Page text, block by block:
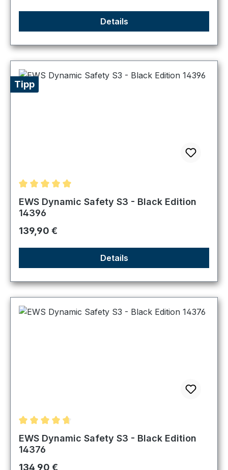
Details
Tipp
Durchschnittliche Bewertung von 5 von 5 Sternen
EWS Dynamic Safety S3 - Black Edition
14396
Regulärer Preis:
139,90 €
Details
Durchschnittliche Bewertung von 4.83 von 5 Sternen
EWS Dynamic Safety S3 - Black Edition
14376
Regulärer Preis:
134,90 €